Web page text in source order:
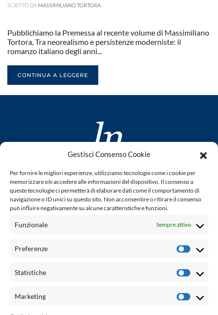
Gestisci Consenso Cookie
Per fornire le migliori esperienze, utilizziamo tecnologie come i cookie per
memorizzare e/o accedere alle informazioni del dispositivo. Il consenso a
queste tecnologie ci permetterà di elaborare dati come il comportamento di
navigazione o ID unici su questo sito. Non acconsentire o ritirare il consenso
può influire negativamente su alcune caratteristiche e funzioni.
Funzionale Sempre attivo
Preferenze
Statistiche
Marketing
SCRITTO DA MASSIMILIANO TORTORA
Pubblichiamo la Premessa al recente volume di Massimiliano
Tortora, Tra neorealismo e persistenze moderniste: il
romanzo italiano degli anni...
CONTINUA A LEGGERE
www.laletteraturaenoi.it
fondato da Romano Luperini
Questo blog non rappresenta una testata giornalistica in
quanto viene aggiornato senza alcuna periodicità. Non può
legge n° 62 del 7.03.2001. L'autore non è responsabile per
email: